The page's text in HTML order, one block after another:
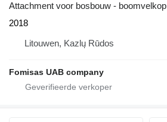
Attachment voor bosbouw - boomvelkop
2018
Litouwen, Kazlų Rūdos
Fomisas UAB company